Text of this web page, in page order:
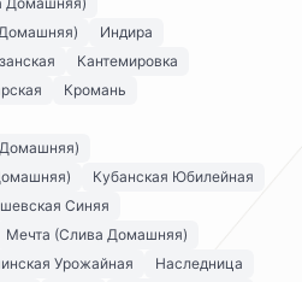
Индира
Кантемировка
Кромань
Кубанская Юбилейная
Синяя
Мечта (Слива Домашняя)
Урожайная
Наследница